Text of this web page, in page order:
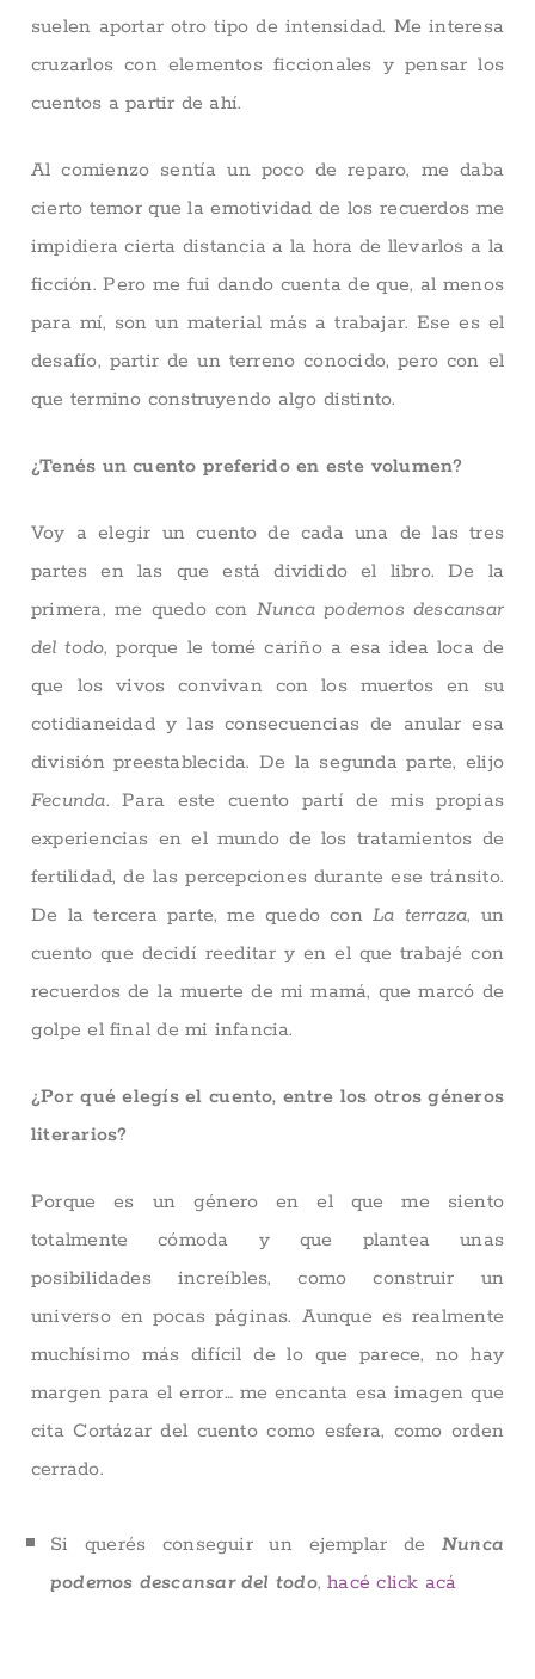
suelen aportar otro tipo de intensidad. Me interesa
cruzarlos con elementos ficcionales y pensar los
cuentos a partir de ahí.
Al comienzo sentía un poco de reparo, me daba
cierto temor que la emotividad de los recuerdos me
impidiera cierta distancia a la hora de llevarlos a la
ficción. Pero me fui dando cuenta de que, al menos
para mí, son un material más a trabajar. Ese es el
desafío, partir de un terreno conocido, pero con el
que termino construyendo algo distinto.
¿Tenés un cuento preferido en este volumen?
Voy a elegir un cuento de cada una de las tres
partes en las que está dividido el libro. De la
primera, me quedo con Nunca podemos descansar
del todo, porque le tomé cariño a esa idea loca de
que los vivos convivan con los muertos en su
cotidianeidad y las consecuencias de anular esa
división preestablecida. De la segunda parte, elijo
Fecunda. Para este cuento partí de mis propias
experiencias en el mundo de los tratamientos de
fertilidad, de las percepciones durante ese tránsito.
De la tercera parte, me quedo conLa terraza, un
cuento que decidí reeditar y en el que trabajé con
recuerdos de la muerte de mi mamá, que marcó de
golpe el final de mi infancia.
¿Por qué elegís el cuento, entre los otros géneros
literarios?
Porque es un género en el que me siento
totalmente cómoda y que plantea unas
posibilidades increíbles, como construir un
universo en pocas páginas. Aunque es realmente
muchísimo más difícil de lo que parece, no hay
margen para el error… me encanta esa imagen que
cita Cortázar del cuento como esfera, como orden
cerrado.
Si querés conseguir un ejemplar de Nunca
podemos descansar del todo,hacé click acá